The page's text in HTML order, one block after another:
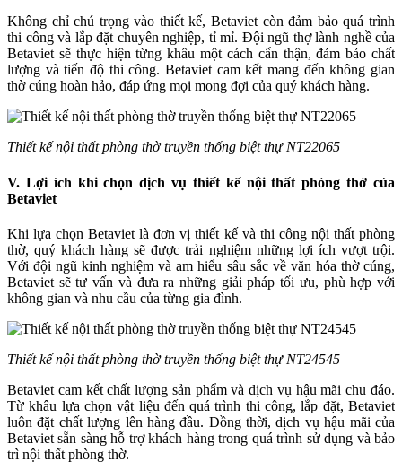
Không chỉ chú trọng vào thiết kế, Betaviet còn đảm bảo quá trình
thi công và lắp đặt chuyên nghiệp, tỉ mỉ. Đội ngũ thợ lành nghề của
Betaviet sẽ thực hiện từng khâu một cách cẩn thận, đảm bảo chất
lượng và tiến độ thi công. Betaviet cam kết mang đến không gian
thờ cúng hoàn hảo, đáp ứng mọi mong đợi của quý khách hàng.
Thiết kế nội thất phòng thờ truyền thống biệt thự NT22065
V. Lợi ích khi chọn dịch vụ thiết kế nội thất phòng thờ của
Betaviet
Khi lựa chọn Betaviet là đơn vị thiết kế và thi công nội thất phòng
thờ, quý khách hàng sẽ được trải nghiệm những lợi ích vượt trội.
Với đội ngũ kinh nghiệm và am hiểu sâu sắc về văn hóa thờ cúng,
Betaviet sẽ tư vấn và đưa ra những giải pháp tối ưu, phù hợp với
không gian và nhu cầu của từng gia đình.
Thiết kế nội thất phòng thờ truyền thống biệt thự NT24545
Betaviet cam kết chất lượng sản phẩm và dịch vụ hậu mãi chu đáo.
Từ khâu lựa chọn vật liệu đến quá trình thi công, lắp đặt, Betaviet
luôn đặt chất lượng lên hàng đầu. Đồng thời, dịch vụ hậu mãi của
Betaviet sẵn sàng hỗ trợ khách hàng trong quá trình sử dụng và bảo
trì nội thất phòng thờ.